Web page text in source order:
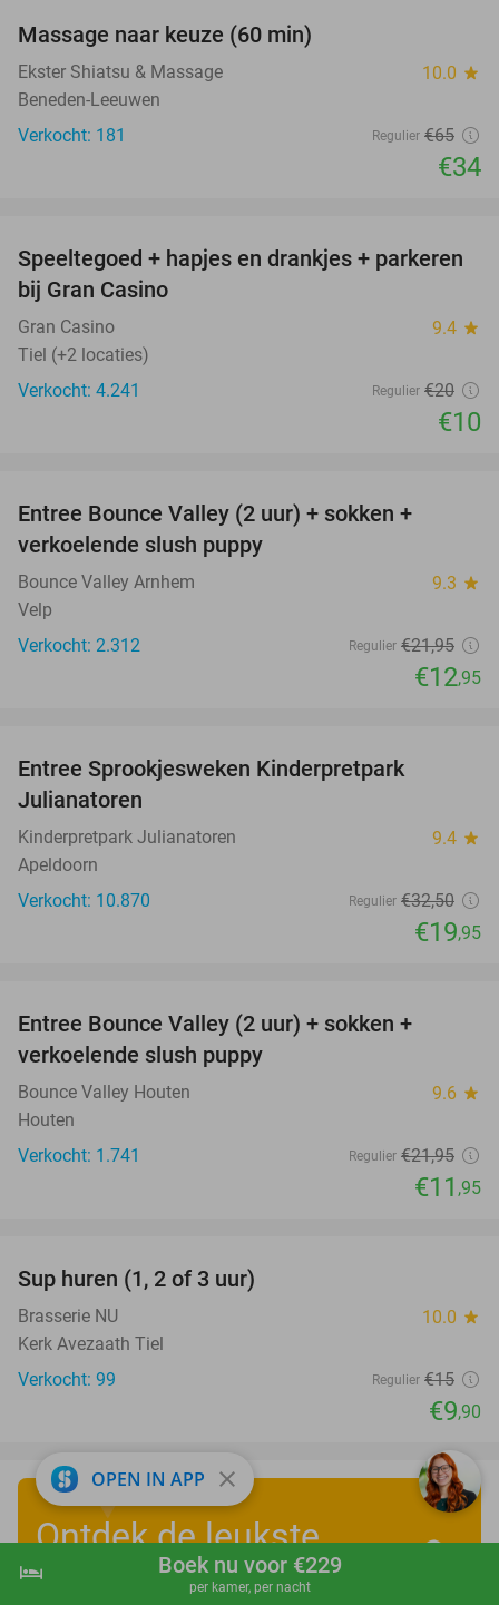
shopping_cart Boek nu
hotel Boek nu voor €229
per kamer, per nacht
Massage naar keuze (60 min)
Ekster Shiatsu & Massage 10.0 star
Beneden-Leeuwen
Verkocht: 181
Regulier €65
€34
50%
Speeltegoed + hapjes en drankjes + parkeren
bij Gran Casino
Gran Casino 9.4 star
Tiel (+2 locaties)
Verkocht: 4.241
Regulier €20
€10
Entree Bounce Valley (2 uur) + sokken +
verkoelende slush puppy
Bounce Valley Arnhem 9.3 star
Velp
Verkocht: 2.312
Regulier €21,95
€12,95
Entree Sprookjesweken Kinderpretpark
Julianatoren
Kinderpretpark Julianatoren 9.4 star
Apeldoorn
Verkocht: 10.870
Regulier €32,50
€19,95
Entree Bounce Valley (2 uur) + sokken +
verkoelende slush puppy
Bounce Valley Houten 9.6 star
Houten
Verkocht: 1.741
Regulier €21,95
€11 ,95
Sup huren (1, 2 of 3 uur)
Brasserie NU 10.0 star
Kerk Avezaath Tiel
Verkocht: 99
Regulier €15
€9,90
Ontdek de leukste
zomervakantiedeals
OPEN IN APP close